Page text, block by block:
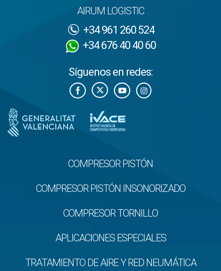
AIRUM LOGISTIC
+34 961 260 524
+34 676 40 40 60
Síguenos en redes:
COMPRESOR PISTÓN
COMPRESOR PISTÓN INSONORIZADO
COMPRESOR TORNILLO
APLICACIONES ESPECIALES
TRATAMIENTO DE AIRE Y RED NEUMÁTICA